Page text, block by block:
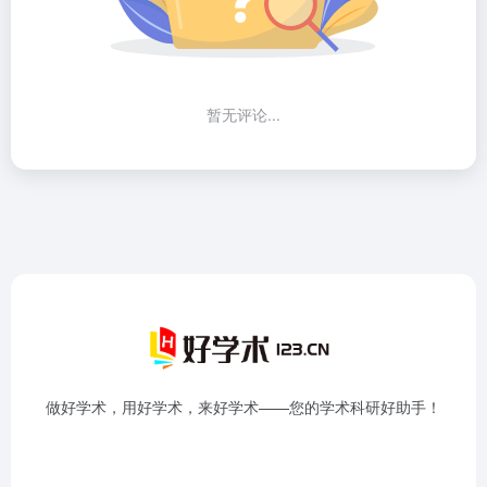
暂无评论...
做好学术，用好学术，来好学术——您的学术科研好助手！